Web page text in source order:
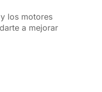
los motores
a mejorar